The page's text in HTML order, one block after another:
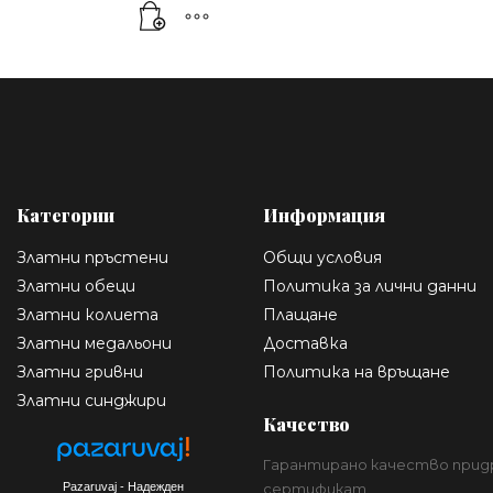
Категории
Златни пръстени
Златни обеци
Златни колиета
Златни медальони
Златни гривни
Златни синджири
Pazaruvaj - Надежден
Информация
Общи условия
Политика за лични данни
Плащане
Доставка
Политика на връщане
Качество
Гарантирано качество
сертификат.